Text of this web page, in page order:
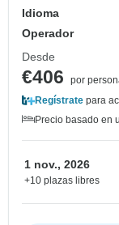
Idioma
Operador
Desde
€406
por
Regístrate para
Precio basado en
1 nov., 2026
+10 plazas libres